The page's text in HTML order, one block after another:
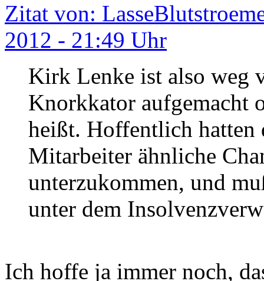
Zitat von:
2012 - 21:49 Uhr
Kirk Lenke ist also weg
Knorkkator aufgemacht
heißt. Hoffentlich hatten
Mitarbeiter ähnliche
unterzukommen, und
unter dem
Ich hoffe ja immer noch,